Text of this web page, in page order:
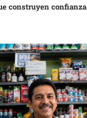
construyen confianza